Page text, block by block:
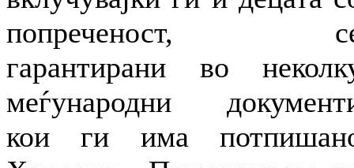
попреченост,
гарантирани во
меѓународни
кои ги има